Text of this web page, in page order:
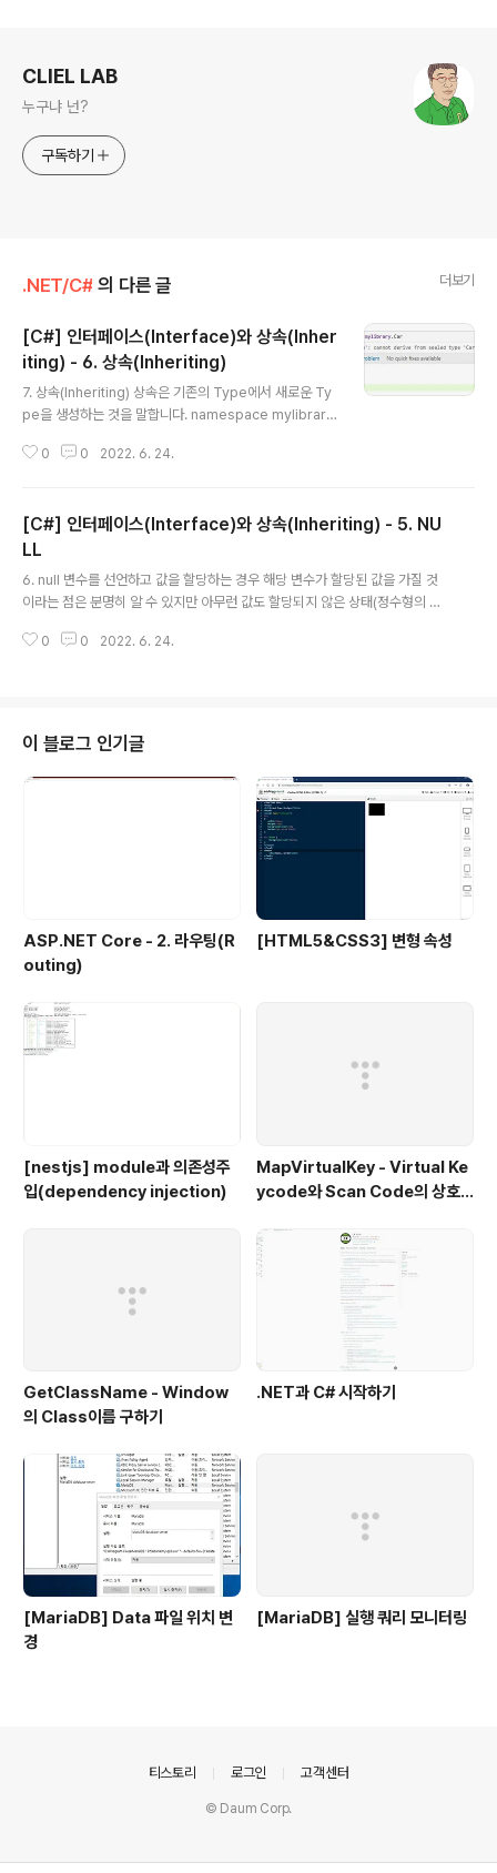
CLIEL LAB
누구냐 넌?
구독하기
.NET/C# 의 다른 글 더보기
[C#] 인터페이스(Interface)와 상속(Inher
iting) - 6. 상속(Inheriting)
7. 상속(Inheriting) 상속은 기존의 Type에서 새로운 Ty
pe을 생성하는 것을 말합니다. namespace mylibrary;
ublic int Drive(int accelerate) { Speed += accele
과 같이 구현할 수 있습니다. public class Sedan : Car
//상속 { } 실제 Sedan은 아무런 Member도 포함하고 있
지 않지만 Car의 Member를 그대로 상속 받음으로써 다
음과 같이 Sedan을 활용할 수 있습니다..
0 0 2022. 6. 24.
[C#] 인터페이스(Interface)와 상속(Inheriting) - 5. NU
LL
6. null 변수를 선언하고 값을 할당하는 경우 해당 변수가 할당된 값을 가질 것
이라는 점은 분명히 알 수 있지만 아무런 값도 할당되지 않은 상태(정수형의 경
ull이 변수의 값을 표현할 수 있는 수단이 될 수 있습니다. ● 값 형식에서 null
을 읽어서 값 형식의 변수에 해당 값이 할당되는 경우 그 값이 null상태라면 어
떤 식으로는 값 형식도 null상태가 될 수 있어야 합니다. 그리고..
0 0 2022. 6. 24.
이 블로그 인기글
ASP.NET Core - 2. 라우팅(R
outing)
[HTML5&CSS3] 변형 속성
[nestjs] module과 의존성주
입(dependency injection)
MapVirtualKey - Virtual Ke
ycode와 Scan Code의 상호
GetClassName - Window
의 Class이름 구하기
.NET과 C# 시작하기
[MariaDB] Data 파일 위치 변
경
[MariaDB] 실행 쿼리 모니터링
티스토리 로그인 고객센터
© Daum Corp.